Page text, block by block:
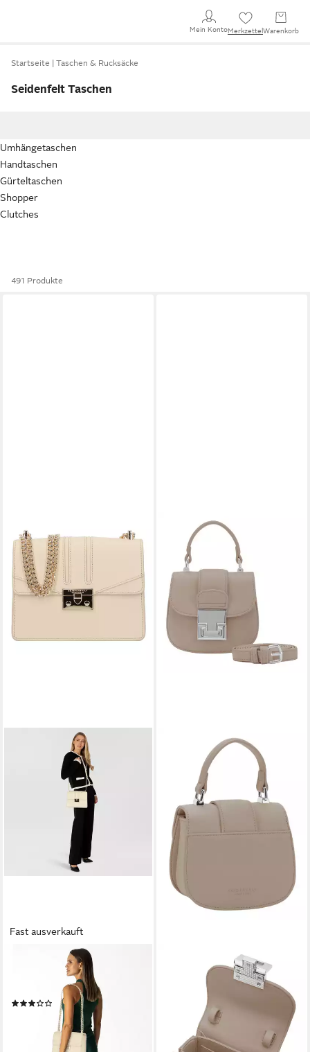
Mein KontoMerkzettel Warenkorb
Startseite Taschen & Rucksäcke
Seidenfelt Taschen
Umhängetaschen
Handtaschen
Gürteltaschen
Shopper
Clutches
491 Produkte
Fast ausverkauft
SEIDENFELT MANUFAKTUR
Umhängetasche Roros,
Polyurethan
(1)
UVP 79,90 €
lieferbar - in 2-3 Werktagen bei dir
SEIDENFELT MANUFAKTUR
Handtasche Mini Handbag
UVP
lieferbar - in 2-3 Werktagen bei dir